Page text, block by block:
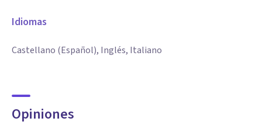
Idiomas
Castellano (Español), Inglés, Italiano
Opiniones